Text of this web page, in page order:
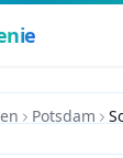
Potsdam